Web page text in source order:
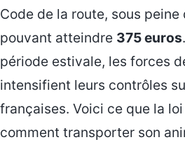
Code de la route, sous peine
pouvant atteindre 375 euros
période estivale, les forces
intensifient leurs contrôles
françaises. Voici ce que la
comment transporter son